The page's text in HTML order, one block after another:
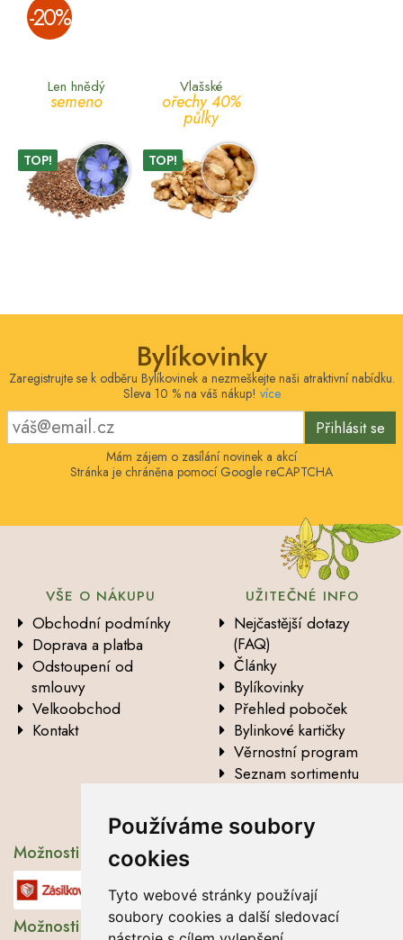
Používáme soubory
cookies
Tyto webové stránky používají
soubory cookies a další sledovací
­-20%
Len hnědý
semeno
TOP!
Vlašské
ořechy 40%
půlky
TOP!
Bylíkovinky
Zaregistrujte se k odběru Bylíkovinek a nezmeškejte naši atraktivní nabídku.
Sleva 10 % na váš nákup! více
Přihlásit se
Mám zájem o zasílání novinek a akcí
Stránka je chráněna pomocí Google reCAPTCHA
VŠE O NÁKUPU
Obchodní podmínky
Doprava a platba
Odstoupení od
smlouvy
Velkoobchod
Kontakt
UŽITEČNÉ INFO
Nejčastější dotazy
(FAQ)
Články
Bylíkovinky
Přehled poboček
Bylinkové kartičky
Věrnostní program
Seznam sortimentu
údajů
Možnosti dopravy
Možnosti platby